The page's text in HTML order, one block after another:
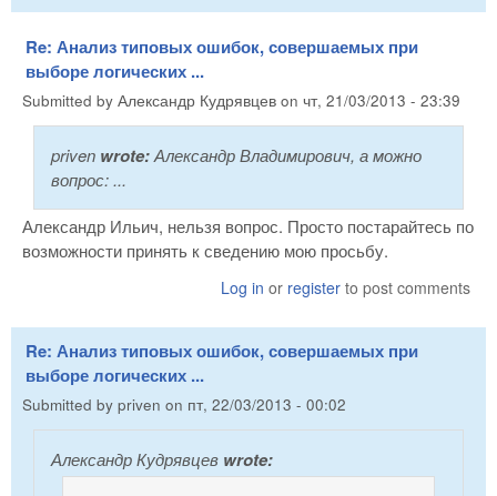
Re: Анализ типовых ошибок, совершаемых при
выборе логических ...
Submitted by Александр Кудрявцев on чт, 21/03/2013 - 23:39
priven wrote:Александр Владимирович, а можно
вопрос: ...
Александр Ильич, нельзя вопрос. Просто постарайтесь по
возможности принять к сведению мою просьбу.
Log in or register to post comments
Re: Анализ типовых ошибок, совершаемых при
выборе логических ...
Submitted by priven on пт, 22/03/2013 - 00:02
Александр Кудрявцев wrote: